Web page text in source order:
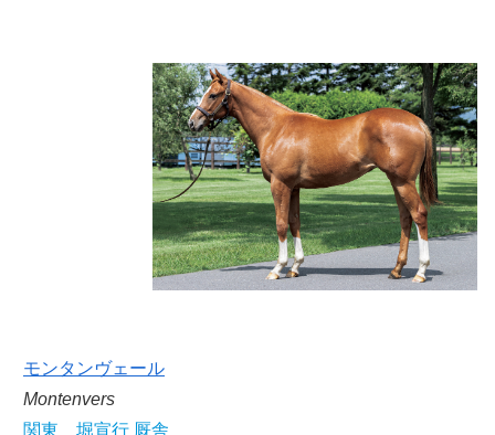
モンタンヴェール
Montenvers
関東 堀宣行 厩舎